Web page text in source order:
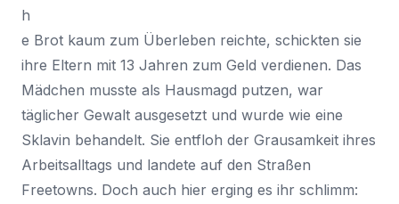
h
e Brot kaum zum Überleben reichte, schickten sie
ihre Eltern mit 13 Jahren zum Geld verdienen. Das
Mädchen musste als Hausmagd putzen, war
täglicher Gewalt ausgesetzt und wurde wie eine
Sklavin behandelt. Sie entfloh der Grausamkeit ihres
Arbeitsalltags und landete auf den Straßen
Freetowns. Doch auch hier erging es ihr schlimm: